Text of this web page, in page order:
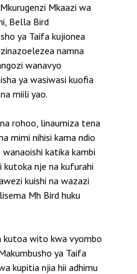
Mkaazi wa
Bella Bird
ya Taifa kujionea
namna
wanavyo
ya wasiwasi kuofia
miili yao.
rohoo, linaumiza tena
mimi nihisi kama ndio
katika kambi
kutoka nje na kufurahi
kuishi na wazazi
Mh Bird huku
kutoa wito kwa vyombo
ya Taifa
kupitia njia hii adhimu